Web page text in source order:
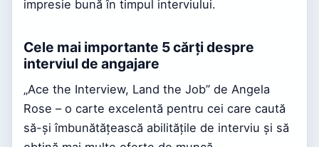
impresie bună în timpul interviului.
Cele mai importante 5 cărți despre
interviul de angajare
„Ace the Interview, Land the Job” de Angela
Rose – o carte excelentă pentru cei care caută
să-și îmbunătățească abilitățile de interviu și să